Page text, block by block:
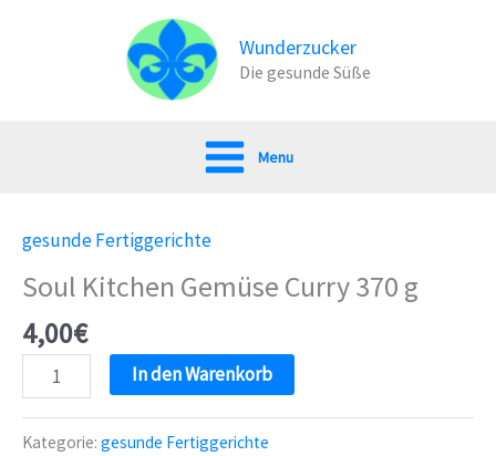
Wunderzucker
Die gesunde Süße
Menu
gesunde Fertiggerichte
Soul Kitchen Gemüse Curry 370 g
4,00€
Soul
Kitchen
Gemüse
In den Warenkorb
Kategorie: gesunde Fertiggerichte